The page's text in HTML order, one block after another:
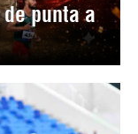
punta a